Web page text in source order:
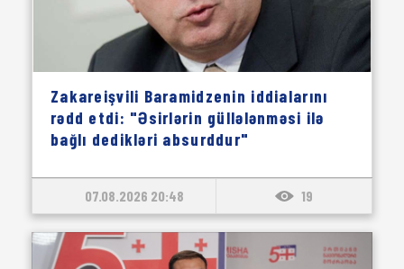
Zakareişvili Baramidzenin iddialarını
rədd etdi: "Əsirlərin güllələnməsi ilə
bağlı dedikləri absurddur"
07.08.2026 20:48 19